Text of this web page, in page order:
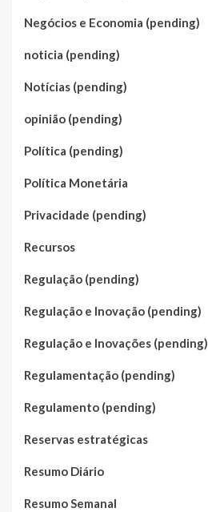
Negócios e Economia (pending)
noticia (pending)
Notícias (pending)
opinião (pending)
Política (pending)
Política Monetária
Privacidade (pending)
Recursos
Regulação (pending)
Regulação e Inovação (pending)
Regulação e Inovações (pending)
Regulamentação (pending)
Regulamento (pending)
Reservas estratégicas
Resumo Diário
Resumo Semanal